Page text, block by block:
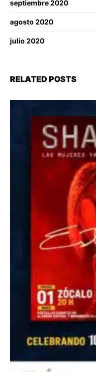
septiembre 2020
agosto 2020
julio 2020
RELATED POSTS